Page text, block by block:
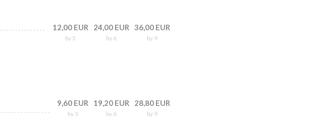
12,00 EUR
by 3
24,00 EUR
by 6
36,00 EUR
by 9
9,60 EUR
by 3
19,20 EUR
by 6
28,80 EUR
by 9